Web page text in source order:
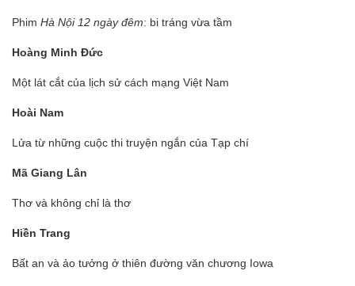
Phim Hà Nội 12 ngày đêm: bi tráng vừa tầm
Hoàng Minh Đức
Một lát cắt của lịch sử cách mạng Việt Nam
Hoài Nam
Lửa từ những cuộc thi truyện ngắn của Tạp chí
Mã Giang Lân
Thơ và không chỉ là thơ
Hiền Trang
Bất an và ảo tưởng ở thiên đường văn chương Iowa